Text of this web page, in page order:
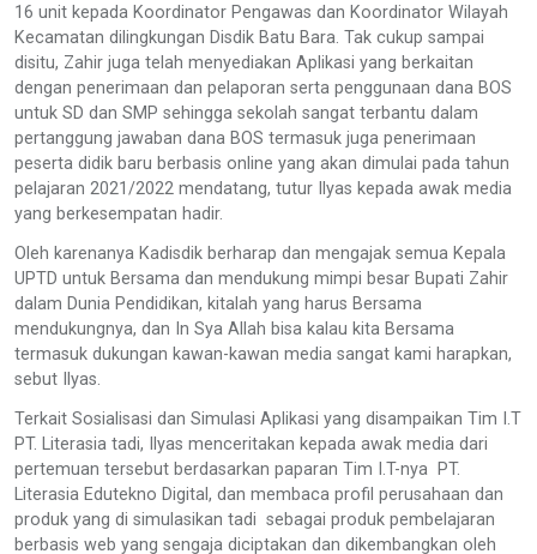
16 unit kepada Koordinator Pengawas dan Koordinator Wilayah
Kecamatan dilingkungan Disdik Batu Bara. Tak cukup sampai
disitu, Zahir juga telah menyediakan Aplikasi yang berkaitan
dengan penerimaan dan pelaporan serta penggunaan dana BOS
untuk SD dan SMP sehingga sekolah sangat terbantu dalam
pertanggung jawaban dana BOS termasuk juga penerimaan
peserta didik baru berbasis online yang akan dimulai pada tahun
pelajaran 2021/2022 mendatang, tutur Ilyas kepada awak media
yang berkesempatan hadir.
Oleh karenanya Kadisdik berharap dan mengajak semua Kepala
UPTD untuk Bersama dan mendukung mimpi besar Bupati Zahir
dalam Dunia Pendidikan, kitalah yang harus Bersama
mendukungnya, dan In Sya Allah bisa kalau kita Bersama
termasuk dukungan kawan-kawan media sangat kami harapkan,
sebut Ilyas.
Terkait Sosialisasi dan Simulasi Aplikasi yang disampaikan Tim I.T
PT. Literasia tadi, Ilyas menceritakan kepada awak media dari
pertemuan tersebut berdasarkan paparan Tim I.T-nya PT.
Literasia Edutekno Digital, dan membaca profil perusahaan dan
produk yang di simulasikan tadi sebagai produk pembelajaran
berbasis web yang sengaja diciptakan dan dikembangkan oleh